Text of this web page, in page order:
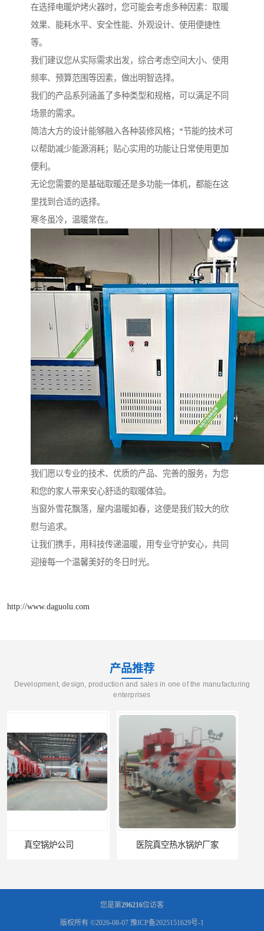
在选择电暖炉烤火器时，您可能会考虑多种因素：取暖
效果、能耗水平、安全性能、外观设计、使用便捷性
等。
我们建议您从实际需求出发，综合考虑空间大小、使用
频率、预算范围等因素，做出明智选择。
我们的产品系列涵盖了多种类型和规格，可以满足不同
场景的需求。
简洁大方的设计能够融入各种装修风格；*节能的技术可
以帮助减少能源消耗；贴心实用的功能让日常使用更加
便利。
无论您需要的是基础取暖还是多功能一体机，都能在这
里找到合适的选择。
寒冬虽冷，温暖常在。
我们愿以专业的技术、优质的产品、完善的服务，为您
和您的家人带来安心舒适的取暖体验。
当窗外雪花飘落，屋内温暖如春，这便是我们较大的欣
慰与追求。
让我们携手，用科技传递温暖，用专业守护安心，共同
迎接每一个温馨美好的冬日时光。
http://www.daguolu.com
产品推荐
Development, design, production and sales in one of the manufacturing
enterprises
医院真空热水锅炉厂家 养殖真空热水锅炉厂商
您是第296216位访客
版权所有 ©2026-08-07 豫ICP备2025151629号-1